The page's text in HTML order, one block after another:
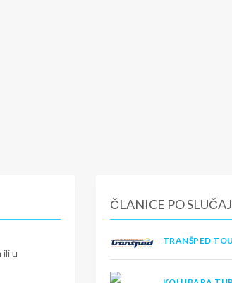
ili u
ČLANICE PO
TRANŠPED